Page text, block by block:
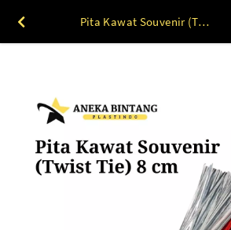
Pita Kawat Souvenir (Twist Tie) 8 cm